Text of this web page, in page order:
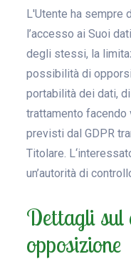
L'Utente ha sempre
l’accesso ai Suoi
degli stessi, la
possibilità di
portabilità dei dati,
trattamento
previsti dal GDPR
Titolare.
un’autorità di
Dettagli
opposizione